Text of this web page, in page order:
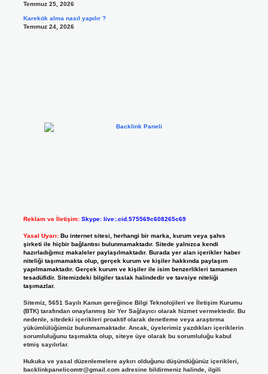
Temmuz 25, 2026
Karekök alma nasıl yapılır ?
Temmuz 24, 2026
Reklam ve İletişim: Skype: live:.cid.575569c608265c69
Yasal Uyarı: Bu internet sitesi, herhangi bir marka, kurum veya şahıs
şirketi ile hiçbir bağlantısı bulunmamaktadır. Sitede yalnızca kendi
hazırladığımız makaleler paylaşılmaktadır. Burada yer alan içerikler haber
niteliği taşımamakta olup, gerçek kurum ve kişiler hakkında paylaşım
yapılmamaktadır. Gerçek kurum ve kişiler ile isim benzerlikleri tamamen
tesadüfidir. Sitemizdeki bilgiler taslak halindedir ve tavsiye niteliği
taşımazlar.
Sitemiz, 5651 Sayılı Kanun gereğince Bilgi Teknolojileri ve İletişim Kurumu
(BTK) tarafından onaylanmış bir Yer Sağlayıcı olarak hizmet vermektedir. Bu
nedenle, sitedeki içerikleri proaktif olarak denetleme veya araştırma
yükümlülüğümüz bulunmamaktadır. Ancak, üyelerimiz yazdıkları içeriklerin
sorumluluğunu taşımakta olup, siteye üye olarak bu sorumluluğu kabul
etmiş sayılırlar.
Hukuka ve yasal düzenlemelere aykırı olduğunu düşündüğünüz içerikleri,
backlinkpanelicomtr@gmail.comadresine bildirmeniz halinde, ilgili